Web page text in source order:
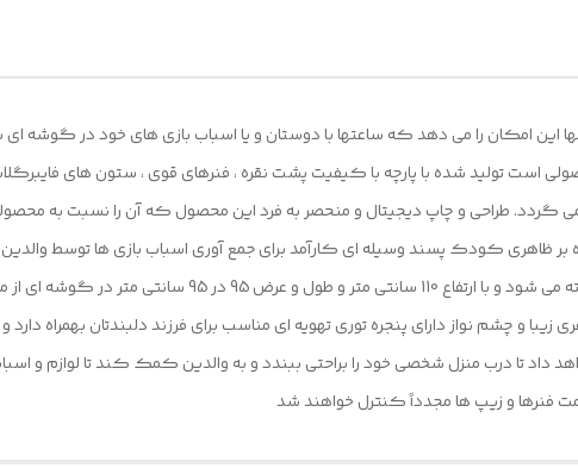
امکان را می دهد که ساعتها با دوستان و یا اسباب بازی های خود در گوشه ای
است تولید شده با پارچه با کیفیت پشت نقره ، فنرهای قوی ، ستون های
می گردد. طراحی و چاپ دیجیتال و منحصر به فرد این محصول که آن را نسبت به
بر ظاهری کودک پسند وسیله ای کارآمد برای جمع آوری اسباب بازی ها توسط
سبک ، حمل آسان و کاور دایره ای شکل 40 سانتی متری به راحتی باز و بسته می شود و با ارتفاع
تا درب منزل شخصی خود را براحتی ببندد و به والدین کمک کند تا لوازم و
فنرها و زیپ ها مجدداً کنترل خواهند شد